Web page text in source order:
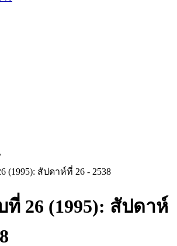
(1995): สัปดาห์ที่ 26 - 2538
26 (1995): สัปดาห์